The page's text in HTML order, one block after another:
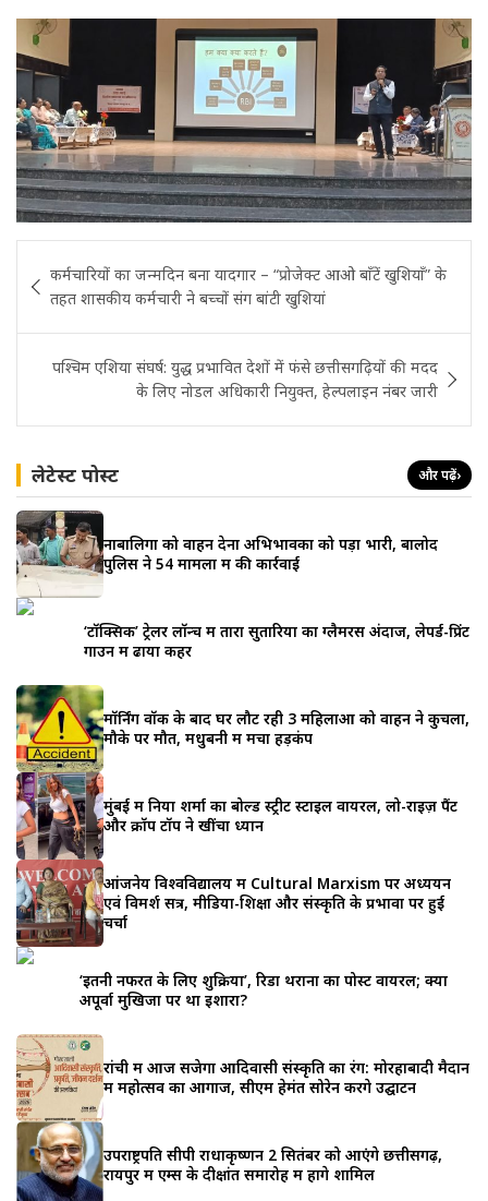
Post
navigation
कर्मचारियों का जन्मदिन बना यादगार – “प्रोजेक्ट आओ बाँटें खुशियाँ” के
तहत शासकीय कर्मचारी ने बच्चों संग बांटी खुशियां
पश्चिम एशिया संघर्ष: युद्ध प्रभावित देशों में फंसे छत्तीसगढ़ियों की मदद
के लिए नोडल अधिकारी नियुक्त, हेल्पलाइन नंबर जारी
लेटेस्ट पोस्ट और पढ़ें›
नाबालिगों को वाहन देना अभिभावकों को पड़ा भारी, बालोद
पुलिस ने 54 मामलों में की कार्रवाई
‘टॉक्सिक’ ट्रेलर लॉन्च में तारा सुतारिया का ग्लैमरस अंदाज, लेपर्ड-प्रिंट
गाउन में ढाया कहर
मॉर्निंग वॉक के बाद घर लौट रही 3 महिलाओं को वाहन ने कुचला,
मौके पर मौत, मधुबनी में मचा हड़कंप
मुंबई में निया शर्मा का बोल्ड स्ट्रीट स्टाइल वायरल, लो-राइज़ पैंट
और क्रॉप टॉप ने खींचा ध्यान
आंजनेय विश्वविद्यालय में Cultural Marxism पर अध्ययन
एवं विमर्श सत्र, मीडिया-शिक्षा और संस्कृति के प्रभावों पर हुई
चर्चा
‘इतनी नफरत के लिए शुक्रिया’, रिडा थराना का पोस्ट वायरल; क्या
अपूर्वा मुखिजा पर था इशारा?
रांची में आज सजेगा आदिवासी संस्कृति का रंग: मोरहाबादी मैदान
में महोत्सव का आगाज, सीएम हेमंत सोरेन करेंगे उद्घाटन
उपराष्ट्रपति सीपी राधाकृष्णन 2 सितंबर को आएंगे छत्तीसगढ़,
रायपुर में एम्स के दीक्षांत समारोह में होंगे शामिल